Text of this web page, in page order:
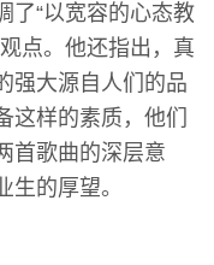
了“以宽容的心态教
点。他还指出，真
强大源自人们的品
这样的素质，他们
首歌曲的深层意
的厚望。